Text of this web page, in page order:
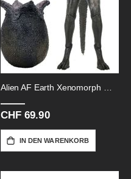
Alien AF Earth Xenomorph Wendys
CHF 69.90
IN DEN WARENKORB